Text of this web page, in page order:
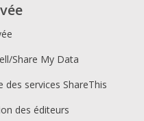
Share My Data
des services ShareThis
des éditeurs